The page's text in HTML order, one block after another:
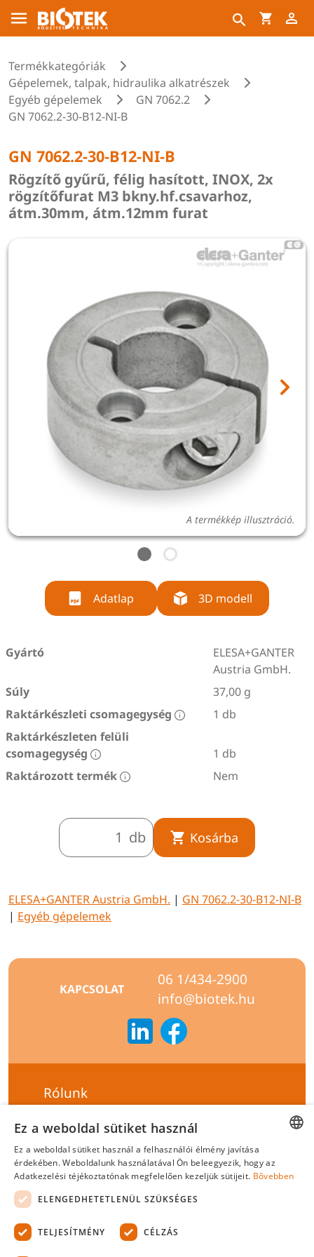
Termékkategóriák
Gépelemek, talpak, hidraulika alkatrészek
Egyéb gépelemek
GN 7062.2
GN 7062.2-30-B12-NI-B
GN 7062.2-30-B12-NI-B
Rögzítő gyűrű, félig hasított, INOX, 2x
rögzítőfurat M3 bkny.hf.csavarhoz,
átm.30mm, átm.12mm furat
A termékkép illusztráció.
Adatlap 3D modell
Gyártó
ELESA+GANTER
Austria GmbH.
Súly
37,00 g
Raktárkészleti csomagegység
1 db
Raktárkészleten felüli
csomagegység
1 db
Raktározott termék
Nem
db Kosárba
ELESA+GANTER Austria GmbH. | GN 7062.2-30-B12-NI-B
| Egyéb gépelemek
KAPCSOLAT
06 1/434-2900
info@biotek.hu
Rólunk
Hírlevél feliratkozás
Általános szerződési feltételek
Adatvédelmi tájékoztató
Felelősségvállalási nyilatkozat
Tanúsítványok
ENGLISH
Ez a weboldal sütiket használ
Ez a weboldal sütiket használ a felhasználói élmény javítása
érdekében. Weboldalunk használatával Ön beleegyezik, hogy az
Adatkezelési téjékoztatónak megfelelően kezeljük sütijeit. Bővebben
ELENGEDHETETLENÜL SZÜKSÉGES
TELJESÍTMÉNY CÉLZÁS